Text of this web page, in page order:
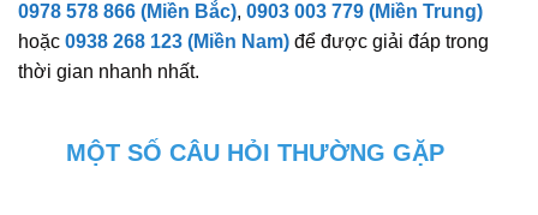
0978 578 866 (Miền Bắc), 0903 003 779 (Miền Trung)
hoặc 0938 268 123 (Miền Nam) để được giải đáp trong
thời gian nhanh nhất.
MỘT SỐ CÂU HỎI THƯỜNG GẶP